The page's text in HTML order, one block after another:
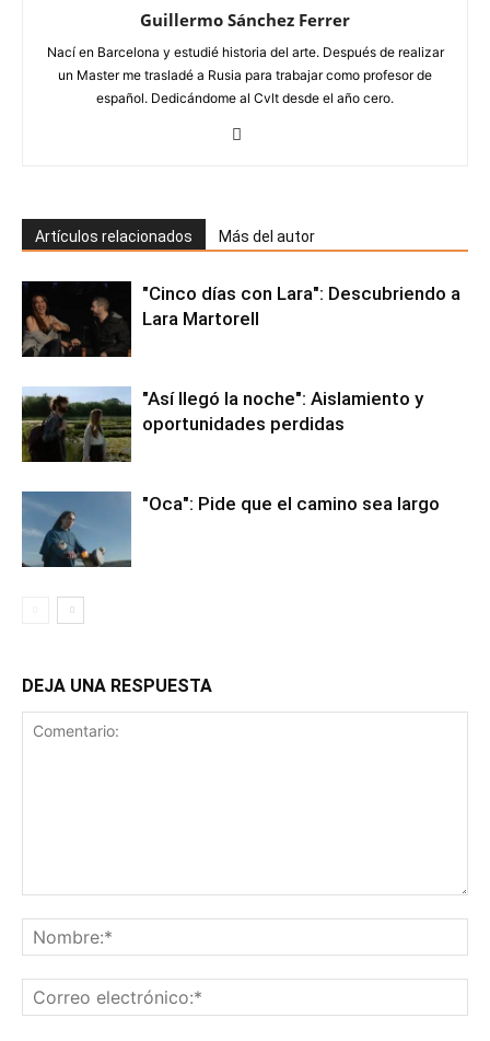
Guillermo Sánchez Ferrer
Nací en Barcelona y estudié historia del arte. Después de realizar
un Master me trasladé a Rusia para trabajar como profesor de
español. Dedicándome al Cvlt desde el año cero.
Artículos relacionados Más del autor
"Cinco días con Lara": Descubriendo a
Lara Martorell
"Así llegó la noche": Aislamiento y
oportunidades perdidas
"Oca": Pide que el camino sea largo
DEJA UNA RESPUESTA